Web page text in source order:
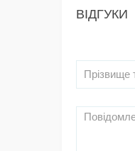
ВІДГУКИ